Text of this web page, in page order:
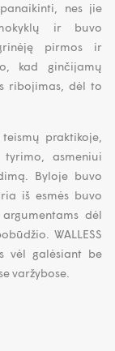
nes jie
ir buvo
pirmos ir
kad ginčijamų
ribojimas, dėl to
praktikoje,
asmeniui
Byloje buvo
iš esmės buvo
dėl
WALLESS
vėl galėsiant be
varžybose.